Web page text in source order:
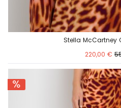
Stella McCartney
220,00 €